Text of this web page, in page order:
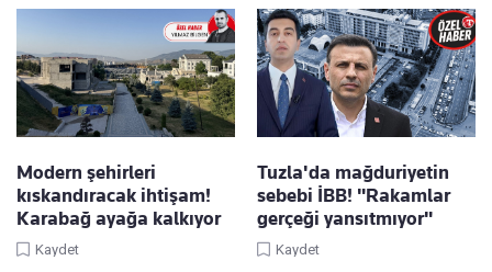
Modern şehirleri
kıskandıracak ihtişam!
Karabağ ayağa kalkıyor
Kaydet
Tuzla'da mağduriyetin
sebebi İBB! "Rakamlar
gerçeği yansıtmıyor"
Kaydet